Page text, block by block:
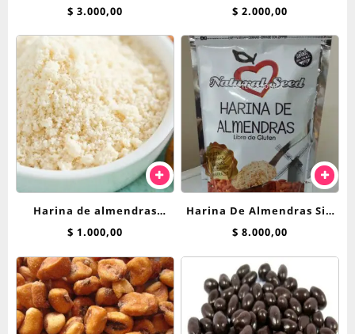
Entera 100 grs
$ 3.000,00
Importadas filipinas
$ 2.000,00
Harina de almendras
peladas x 100 gr
$ 1.000,00
Harina De Almendras Sin
$ 8.000,00